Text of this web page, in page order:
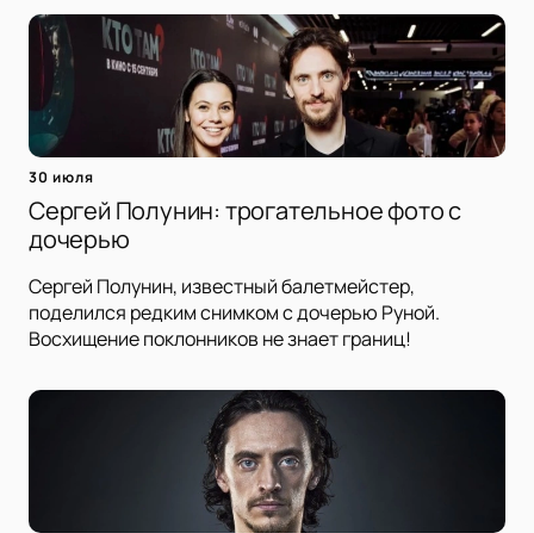
30 июля
Сергей Полунин: трогательное фото с
дочерью
Сергей Полунин, известный балетмейстер,
поделился редким снимком с дочерью Руной.
Восхищение поклонников не знает границ!